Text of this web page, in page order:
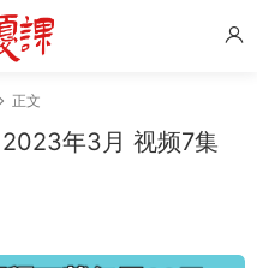
正文
年3月 视频7集